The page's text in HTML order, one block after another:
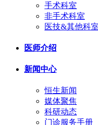
手术科室
非手术科室
医技&其他科室
医师介绍
新闻中心
恒生新闻
媒体聚焦
科研动态
门诊服务手册